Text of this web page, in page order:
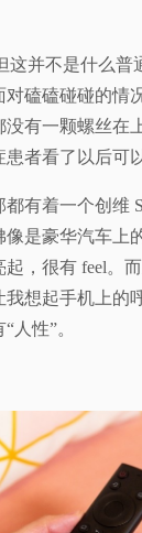
这并不是什么普
磕磕碰碰的情
有一颗螺丝在
者看了以后可
有着一个创维
像是豪华汽车上
，很有 feel。
想起手机上的
人性”。